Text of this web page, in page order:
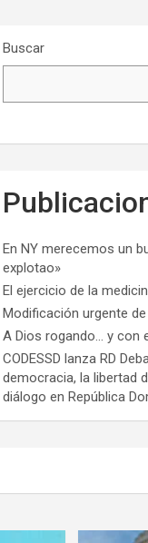
Buscar
En NY merecemos un
explotao»
El ejercicio de la
Modificación urgente
A Dios rogando… y con
CODESSD lanza RD
democracia, la libertad
diálogo en República